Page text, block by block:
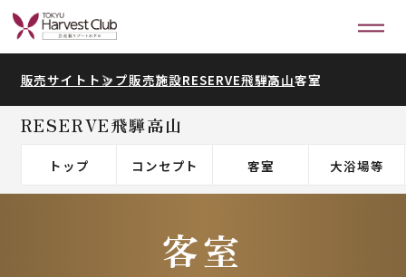
販売サイトトップ販売施設RESERVE飛騨高山客室
RESERVE飛騨高山
トップ コンセプト 客室 大浴場等
客室